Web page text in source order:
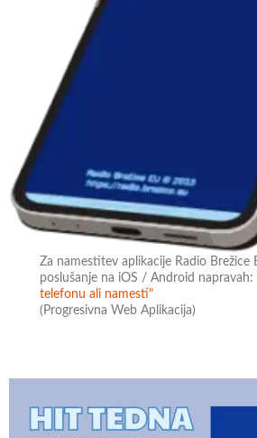
Za namestitev aplikacije Radio Brežice
poslušanje na iOS / Android napravah:
telefonu ali namesti"
(Progresivna Web Aplikacija)